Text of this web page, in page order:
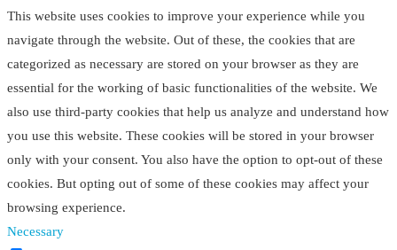
This website uses cookies to improve your experience while you
navigate through the website. Out of these, the cookies that are
categorized as necessary are stored on your browser as they are
essential for the working of basic functionalities of the website. We
also use third-party cookies that help us analyze and understand how
you use this website. These cookies will be stored in your browser
only with your consent. You also have the option to opt-out of these
cookies. But opting out of some of these cookies may affect your
browsing experience.
Necessary